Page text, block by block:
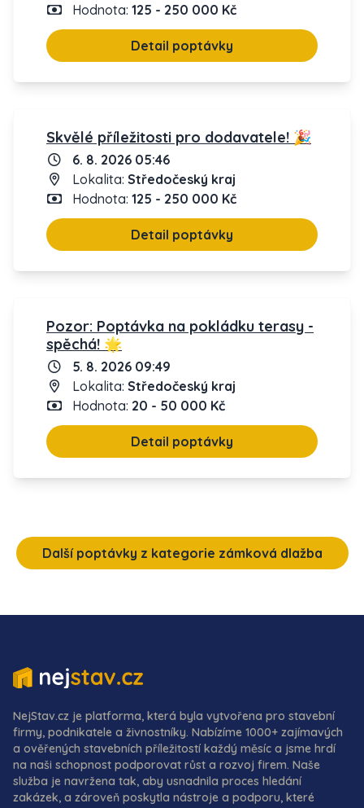
Hodnota: 125 - 250 000 Kč
Detail poptávky
Skvělé příležitosti pro dodavatele! 🎉
6. 8. 2026 05:46
Lokalita: Středočeský kraj
Hodnota: 125 - 250 000 Kč
Detail poptávky
Pozor: Poptávka na pokládku terasy -
spěchá! 🌟
5. 8. 2026 09:49
Lokalita: Středočeský kraj
Hodnota: 20 - 50 000 Kč
Detail poptávky
Další poptávky z kategorie zámková dlažba
NejStav.cz je platforma, která byla vytvořena pro stavební
firmy, podnikatele a živnostníky. Nabízíme 1000+ zajímavých
a ověřených stavebních příležitostí každý měsíc a jsme hrdí
na naši schopnost podporovat růst a rozvoj firem. Naše
služba je navržena tak, aby usnadnila proces hledání
zakázek, a zároveň poskytla nástroje a podporu, které